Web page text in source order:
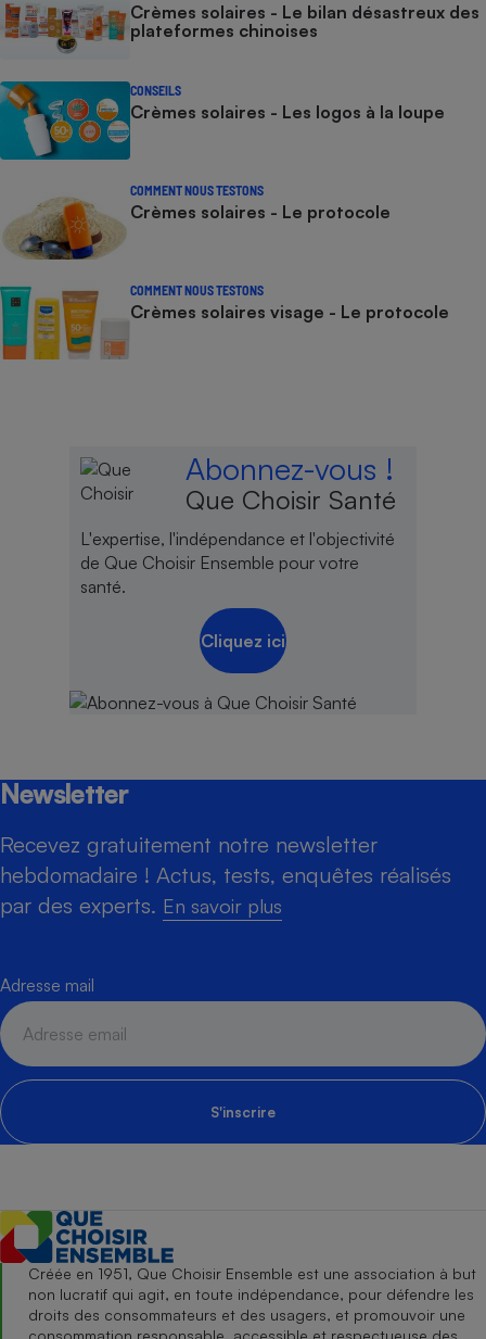
Crèmes solaires - Le bilan désastreux des
plateformes chinoises
CONSEILS
Crèmes solaires - Les logos à la loupe
COMMENT NOUS TESTONS
Crèmes solaires - Le protocole
COMMENT NOUS TESTONS
Crèmes solaires visage - Le protocole
Abonnez-vous !
Que Choisir Santé
L'expertise, l'indépendance et l'objectivité
de Que Choisir Ensemble pour votre
santé.
Cliquez ici
Newsletter
Recevez gratuitement notre newsletter
hebdomadaire ! Actus, tests, enquêtes réalisés
par des experts. En savoir plus
Adresse mail
S'inscrire
Créée en 1951, Que Choisir Ensemble est une association à but
non lucratif qui agit, en toute indépendance, pour défendre les
droits des consommateurs et des usagers, et promouvoir une